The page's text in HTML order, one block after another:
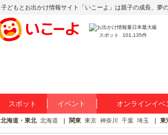
子どもとお出かけ情報サイト「いこーよ」は親子の成長、夢
スポット 101,135件
スポット イベント オンラインイベ
北海道・東北 北海道 関東 東京 神奈川 千葉 埼玉 東